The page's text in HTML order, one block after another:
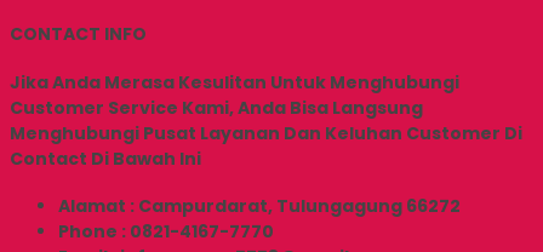
CONTACT INFO
Jika Anda Merasa Kesulitan Untuk Menghubungi
Customer Service Kami, Anda Bisa Langsung
Menghubungi Pusat Layanan Dan Keluhan Customer Di
Contact Di Bawah Ini
Alamat : Campurdarat, Tulungagung 66272
Phone : 0821-4167-7770